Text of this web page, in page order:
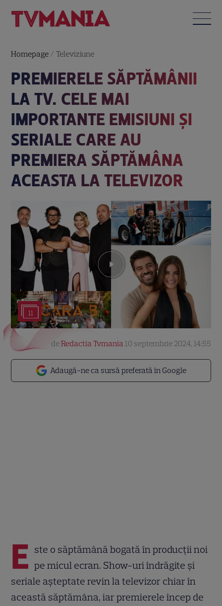
Homepage / Televiziune
PREMIERELE SĂPTĂMÂNII
LA TV. CELE MAI
IMPORTANTE EMISIUNI ȘI
SERIALE CARE AU
PREMIERA SĂPTĂMÂNA
ACEASTA LA TELEVIZOR
11
Adaugă-ne ca sursă preferată în Google
deRedactia Tvmania 10 septembrie 2024, 14:55
E ste o săptămână bogată în producții noi
pe micul ecran. Show-uri îndrăgite și
seriale așteptate revin la televizor chiar în
această săptămâna, iar premierele încep de